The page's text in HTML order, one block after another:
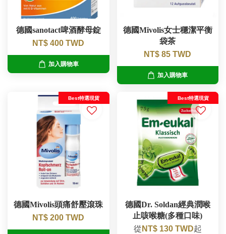
德國sanotact啤酒酵母錠
NT$ 400 TWD
加入購物車
德國Mivolis女士穩潔平衡
袋茶
NT$ 85 TWD
加入購物車
Best特選現貨
德國Mivolis頭痛舒壓滾珠
NT$ 200 TWD
Best特選現貨
德國Dr. Soldan經典潤喉
止咳喉糖(多種口味)
從 NT$ 130 TWD起